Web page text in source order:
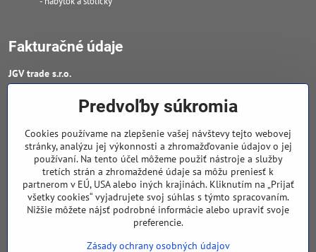
Fakturačné údaje
JGV trade s​.r​.o​.
DIČ : 20223652906
IČ DPH : SK 2023652906
Sledujte naše novinky
Facebook
Predvoľby súkromia
Cookies používame na zlepšenie vašej návštevy tejto webovej
stránky, analýzu jej výkonnosti a zhromažďovanie údajov o jej
používaní. Na tento účel môžeme použiť nástroje a služby
tretích strán a zhromaždené údaje sa môžu preniesť k
partnerom v EÚ, USA alebo iných krajinách. Kliknutím na „Prijať
všetky cookies“ vyjadrujete svoj súhlas s týmto spracovaním.
Nižšie môžete nájsť podrobné informácie alebo upraviť svoje
preferencie.
Zásady ochrany osobných údajov